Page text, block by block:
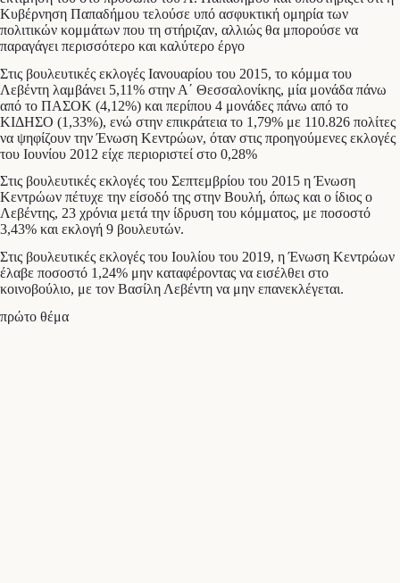
Κυβέρνηση Παπαδήμου τελούσε υπό ασφυκτική ομηρία των
πολιτικών κομμάτων που τη στήριζαν, αλλιώς θα μπορούσε να
παραγάγει περισσότερο και καλύτερο έργο
Στις βουλευτικές εκλογές Ιανουαρίου του 2015, το κόμμα του
Λεβέντη λαμβάνει 5,11% στην Α΄ Θεσσαλονίκης, μία μονάδα πάνω
από το ΠΑΣΟΚ (4,12%) και περίπου 4 μονάδες πάνω από το
ΚΙΔΗΣΟ (1,33%), ενώ στην επικράτεια το 1,79% με 110.826 πολίτες
να ψηφίζουν την Ένωση Κεντρώων, όταν στις προηγούμενες εκλογές
του Ιουνίου 2012 είχε περιοριστεί στο 0,28%
Στις βουλευτικές εκλογές του Σεπτεμβρίου του 2015 η Ένωση
Κεντρώων πέτυχε την είσοδό της στην Βουλή, όπως και ο ίδιος ο
Λεβέντης, 23 χρόνια μετά την ίδρυση του κόμματος, με ποσοστό
3,43% και εκλογή 9 βουλευτών.
Στις βουλευτικές εκλογές του Ιουλίου του 2019, η Ένωση Κεντρώων
έλαβε ποσοστό 1,24% μην καταφέροντας να εισέλθει στο
κοινοβούλιο, με τον Βασίλη Λεβέντη να μην επανεκλέγεται.
πρώτο θέμα